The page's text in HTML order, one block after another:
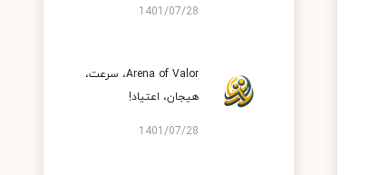
1401/07/28
Arena of Valor، سرعت،
هیجان، اعتیاد!
1401/07/28